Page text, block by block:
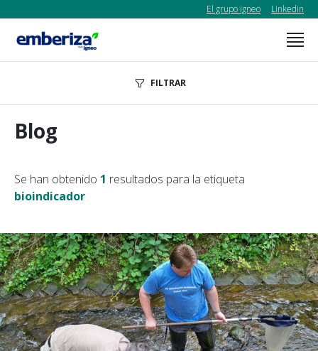
El grupo igneo Linkedin
FILTRAR
Blog
Se han obtenido 1 resultados para la etiqueta
bioindicador